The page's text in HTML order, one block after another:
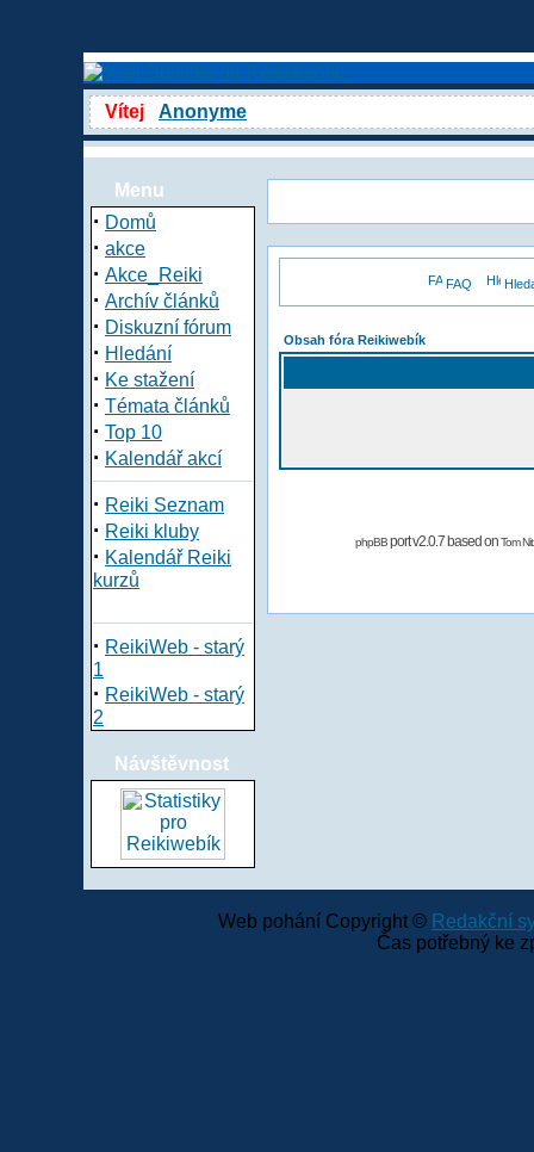
Vítej Anonyme
Menu
· Domů
· akce
· Akce_Reiki
· Archív článků
· Diskuzní fórum
· Hledání
· Ke stažení
· Témata článků
· Top 10
· Kalendář akcí
· Reiki Seznam
· Reiki kluby
· Kalendář Reiki
kurzů
· ReikiWeb - starý
1
· ReikiWeb - starý
2
Návštěvnost
FAQ
Obsah fóra Reikiwebík
phpBBport v2.0.7 based onTom
Web pohání Copyright © Redakční
Čas potřebný ke